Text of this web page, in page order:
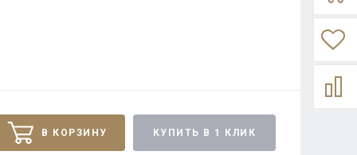
В КОРЗИНУ КУПИТЬ В 1 КЛИК